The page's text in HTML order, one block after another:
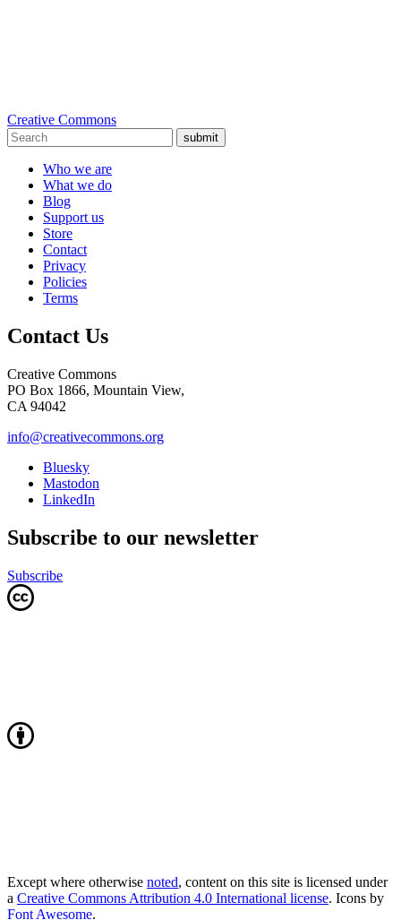
Creative Commons
submit
Who we are
What we do
Blog
Support us
Store
Contact
Privacy
Policies
Terms
Contact Us
Creative Commons
PO Box 1866, Mountain View,
CA 94042
info@creativecommons.org
Bluesky
Mastodon
LinkedIn
Subscribe to our newsletter
Subscribe
Except where otherwise noted, content on this site is licensed under
a Creative Commons Attribution 4.0 International license. Icons by
Font Awesome.